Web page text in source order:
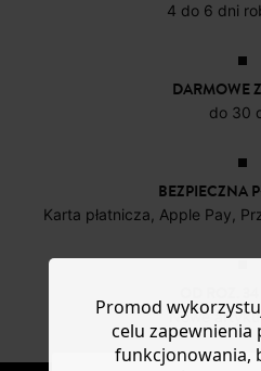
4 do 6 dni
DARMOWE
do 30
BEZPIECZNA
Karta płatnicza, Apple Pay,
Nowe
Promod
celu zapewnienia
funkcjonowania,